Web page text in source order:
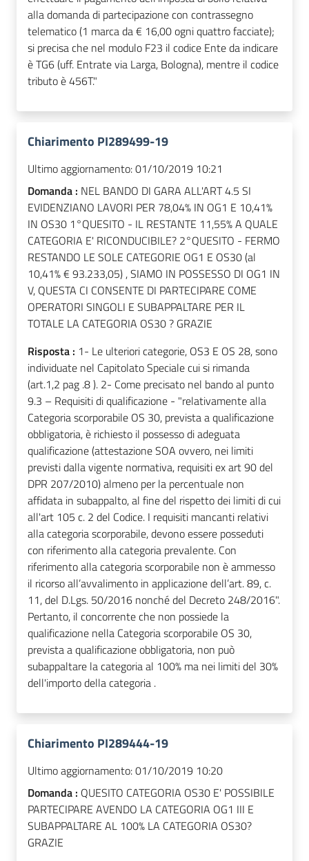
alla domanda di partecipazione con contrassegno
telematico (1 marca da € 16,00 ogni quattro facciate);
si precisa che nel modulo F23 il codice Ente da indicare
è TG6 (uff. Entrate via Larga, Bologna), mentre il codice
tributo è 456T."
Chiarimento PI289499-19
Ultimo aggiornamento:01/10/2019 10:21
Domanda : NEL BANDO DI GARA ALL'ART 4.5 SI
EVIDENZIANO LAVORI PER 78,04% IN OG1 E 10,41%
IN OS30 1°QUESITO - IL RESTANTE 11,55% A QUALE
CATEGORIA E' RICONDUCIBILE? 2°QUESITO - FERMO
RESTANDO LE SOLE CATEGORIE OG1 E OS30 (al
10,41% € 93.233,05) , SIAMO IN POSSESSO DI OG1 IN
V, QUESTA CI CONSENTE DI PARTECIPARE COME
OPERATORI SINGOLI E SUBAPPALTARE PER IL
TOTALE LA CATEGORIA OS30 ? GRAZIE
Risposta : 1- Le ulteriori categorie, OS3 E OS 28, sono
individuate nel Capitolato Speciale cui si rimanda
(art.1,2 pag .8 ). 2- Come precisato nel bando al punto
9.3 – Requisiti di qualificazione - "relativamente alla
Categoria scorporabile OS 30, prevista a qualificazione
obbligatoria, è richiesto il possesso di adeguata
qualificazione (attestazione SOA ovvero, nei limiti
previsti dalla vigente normativa, requisiti ex art 90 del
DPR 207/2010) almeno per la percentuale non
affidata in subappalto, al fine del rispetto dei limiti di cui
all'art 105 c. 2 del Codice. I requisiti mancanti relativi
alla categoria scorporabile, devono essere posseduti
con riferimento alla categoria prevalente. Con
riferimento alla categoria scorporabile non è ammesso
il ricorso all’avvalimento in applicazione dell’art. 89, c.
11, del D.Lgs. 50/2016 nonché del Decreto 248/2016".
Pertanto, il concorrente che non possiede la
qualificazione nella Categoria scorporabile OS 30,
prevista a qualificazione obbligatoria, non può
subappaltare la categoria al 100% ma nei limiti del 30%
dell'importo della categoria .
Chiarimento PI289444-19
Ultimo aggiornamento:01/10/2019 10:20
Domanda : QUESITO CATEGORIA OS30 E' POSSIBILE
PARTECIPARE AVENDO LA CATEGORIA OG1 III E
SUBAPPALTARE AL 100% LA CATEGORIA OS30?
GRAZIE